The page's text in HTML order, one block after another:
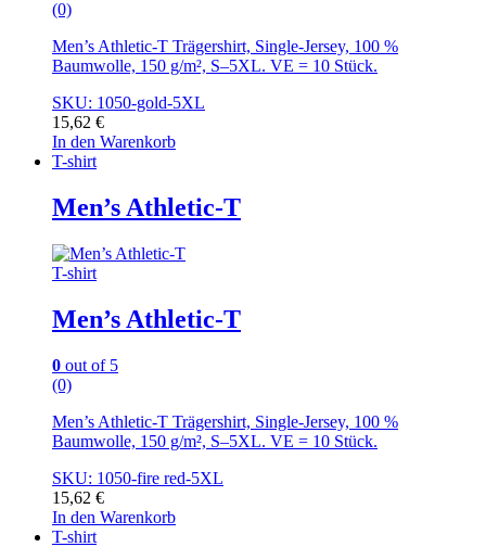
(0)
Men’s Athletic-T Trägershirt, Single-Jersey, 100 %
Baumwolle, 150 g/m², S–5XL. VE = 10 Stück.
SKU: 1050-gold-5XL
15,62 €
In den Warenkorb
T-shirt
Men’s Athletic-T
T-shirt
Men’s Athletic-T
0 out of 5
(0)
Men’s Athletic-T Trägershirt, Single-Jersey, 100 %
Baumwolle, 150 g/m², S–5XL. VE = 10 Stück.
SKU: 1050-fire red-5XL
15,62 €
In den Warenkorb
T-shirt